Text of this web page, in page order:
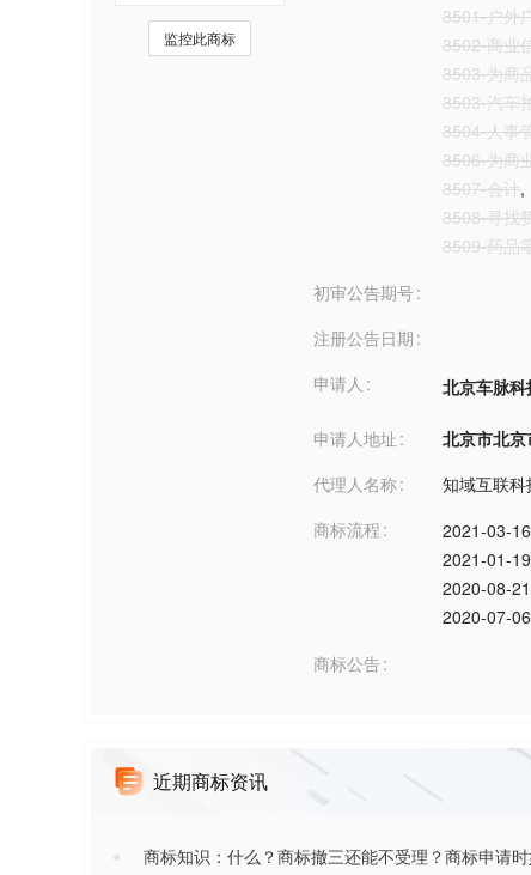
监控此商标
3501-户外
3502-商业
3503-为商
3503-汽车
3504-人事
3506-为商
3507-会计,
3508-寻找
3509-药品
初审公告期号
注册公告日期
申请人
北京车脉
申请人地址
北京市北京
代理人名称
知域互联科
商标流程
2021-03-16
2021-01-19
2020-08-21
2020-07-06
商标公告
近期商标资讯
商标知识：什么？商标撤三还能不受理？商标申请